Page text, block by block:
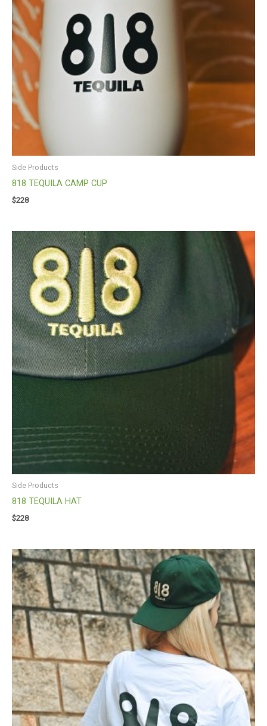
Side Products
818 TEQUILA CAMP CUP
$228
Side Products
818 TEQUILA HAT
$228